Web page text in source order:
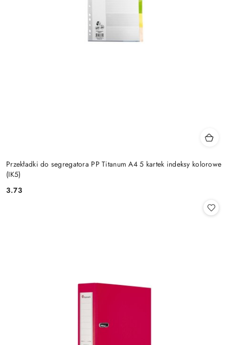
Przekładki do segregatora PP Titanum A4 5 kartek indeksy kolorowe
(IK5)
Cena:
3.73